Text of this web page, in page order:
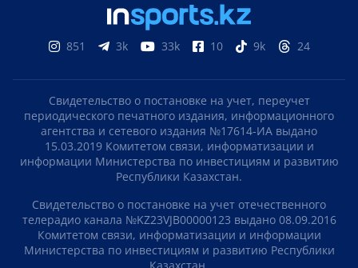
851 3k 33k 10 9k 24
Свидетельство о постановке на учет, переучет
периодического печатного издания, информационного
агентства и сетевого издания №17614-ИА выдано
15.03.2019 Комитетом связи, информатизации и
информации Министерства по инвестициям и развитию
Республики Казахстан.
Свидетельство о постановке на учет отечественного
телерадио канала №KZ23VJB00000123 выдано 08.09.2016
Комитетом связи, информатизации и информации
Министерства по инвестициям и развитию Республики